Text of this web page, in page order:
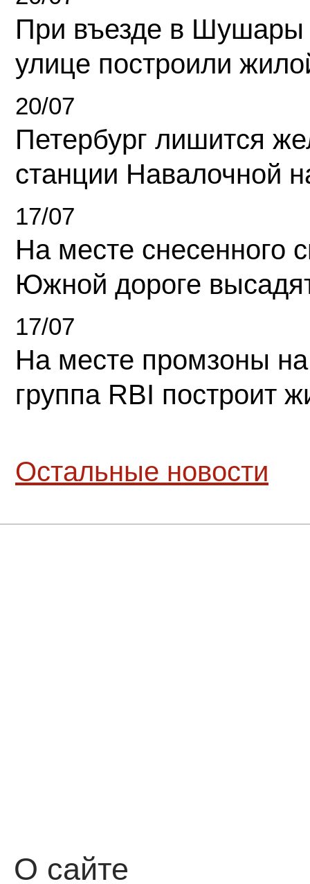
При въезде в Шушары
улице построили
20/07
Петербург лишится
станции Навалочной
17/07
На месте снесенного
Южной дороге
17/07
На месте промзоны
группа RBI построит
Остальные новости
О сайте